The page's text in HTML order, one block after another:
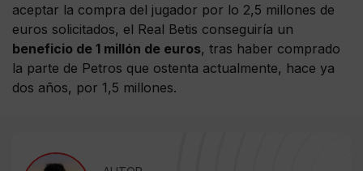
aceptar la compra del jugador por lo 2,5 millones de
euros solicitados, el Real Betis conseguiría un
beneficio de 1 millón de euros, tras haber comprado
la parte de Petros que ostenta actualmente, hace ya
dos años, por 1,5 millones.